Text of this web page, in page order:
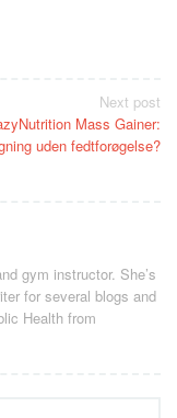
Next post
Mass Gainer:
uden fedtforøgelse?
gym instructor. She’s
for several blogs and
Health from